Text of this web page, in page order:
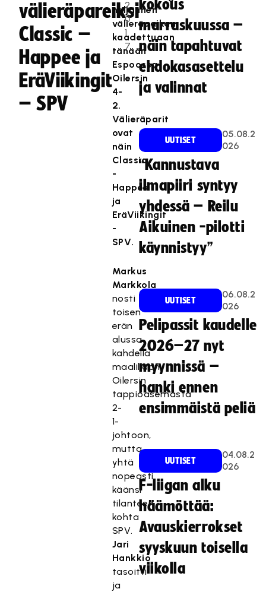
välieräpareiksi
Classic –
Happee ja
EräViikingit
– SPV
2
0
1
7
neljännen
välieräpaikan
kaadettuaan
tänään
Espoossa
Oilersin
4-
2.
Välieräparit
ovat
näin
Classic
-
Happee
ja
EräViikingit
-
SPV.
Markus
Markkola
nosti
toisen
erän
alussa
kahdella
maalillaan
Oilersin
tappioasemasta
2-
1-
johtoon,
mutta
yhtä
nopeasti
käänsi
tilanteen
kohta
SPV.
Jari
Hankkio
tasoitti
ja
kokous
marraskuussa –
näin tapahtuvat
ehdokasasettelu
ja valinnat
UUTISET
05.08.2
026
“Kannustava
ilmapiiri syntyy
yhdessä – Reilu
Aikuinen -pilotti
käynnistyy”
UUTISET
06.08.2
026
Pelipassit kaudelle
2026–27 nyt
myynnissä –
hanki ennen
ensimmäistä peliä
UUTISET
04.08.2
026
F-liigan alku
häämöttää:
Avauskierrokset
syyskuun toisella
viikolla